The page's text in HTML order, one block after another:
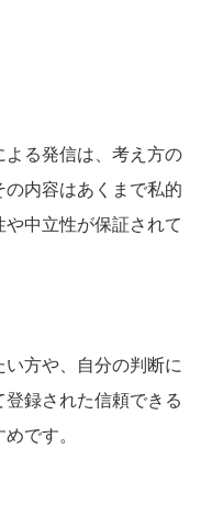
よる発信は、考え方の
内容はあくまで私的
中立性が保証されて
方や、自分の判断に
録された信頼できる
です。